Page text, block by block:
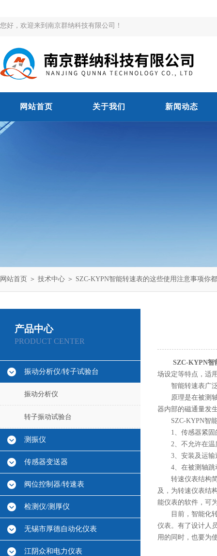
您好，欢迎来到南京群纳科技有限公司！
网站首页 关于我们 新闻动态
网站首页 ＞ 技术中心 ＞ SZC-KYPN智能转速表的这些使用注意事项你
产品中心
PRODUCT CENTER
振动分析仪/转子试验台
振动分析仪
转子振动试验台
测振仪
传感器变送器
阀位控制器/转速表
检测仪/测厚仪
无锡市厚德自动化仪表
江阴众和电力仪表
SZC-KYPN智
场设定等特点，适
智能转速表广泛
原理是在被测轴
器内部的磁通量发
SZC-KYPN智能
1、传感器紧固
2、不允许在温
3、安装及运输
4、在被测轴跳
转速仪表结构简
及，为转速仪表结
能仪表的软件，可
目前，智能化转
仪表。有了设计人
用的同时，也要为